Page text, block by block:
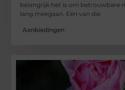
belangrijk het is om betrouwbare
lang meegaan. Eén van die
Aanbiedingen